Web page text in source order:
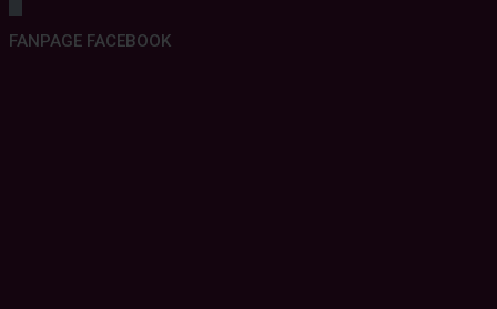
FANPAGE FACEBOOK